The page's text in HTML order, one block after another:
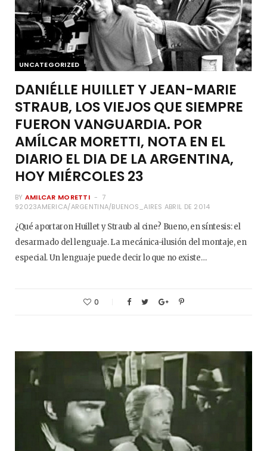
UNCATEGORIZED
DANIÉLLE HUILLET Y JEAN-MARIE
STRAUB, LOS VIEJOS QUE SIEMPRE
FUERON VANGUARDIA. POR
AMÍLCAR MORETTI, NOTA EN EL
DIARIO EL DIA DE LA ARGENTINA,
HOY MIÉRCOLES 23
BY AMILCAR MORETTI
7
92023AMERICA/ARGENTINA/BUENOS_AIRES ABRIL DE 2014
¿Qué aportaron Huillet y Straub al cine? Bueno, en síntesis: el
desarmado del lenguaje. La mecánica-ilusión del montaje, en
especial. Un lenguaje puede decir lo que no existe…
0